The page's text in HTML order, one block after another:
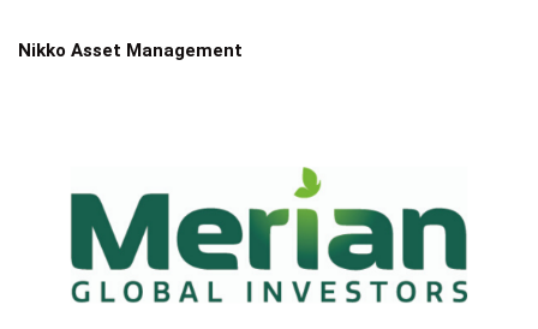
Nikko Asset Management